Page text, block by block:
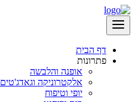
דף הבית
פתרונות
אופנה והלבשה
אלקטרוניקה וגאדג'טים
יופי וטיפוח